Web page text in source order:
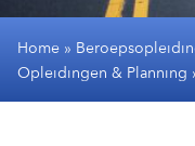
Home »
Opleidingen & Planning